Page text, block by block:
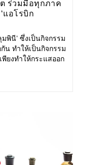
ร่วมมือทุกภาค
แอโรบิก
พินี’ ซึ่งเป็นกิจกรรม
น ทำให้เป็นกิจกรรม
ยงทำให้กระแสออก
ประเทศที่อยากออก